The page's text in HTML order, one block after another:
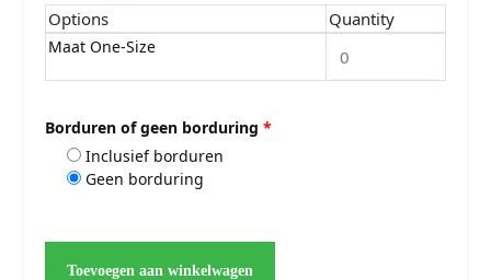
Options Quantity
Maat One-Size
Borduren of geen borduring *
Inclusief borduren
Geen borduring
Toevoegen aan winkelwagen